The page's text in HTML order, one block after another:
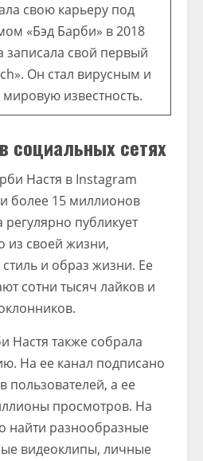
свою карьеру под
«Бэд Барби» в 2018
записала свой первый
Он стал вирусным и
известность.
социальных сетях
Настя в Instagram
более 15 миллионов
публикует
из своей жизни,
и образ жизни. Ее
сотни тысяч лайков и
Настя также собрала
На ее канал подписано
пользователей, а ее
просмотров. На
найти разнообразные
видеоклипы, личные